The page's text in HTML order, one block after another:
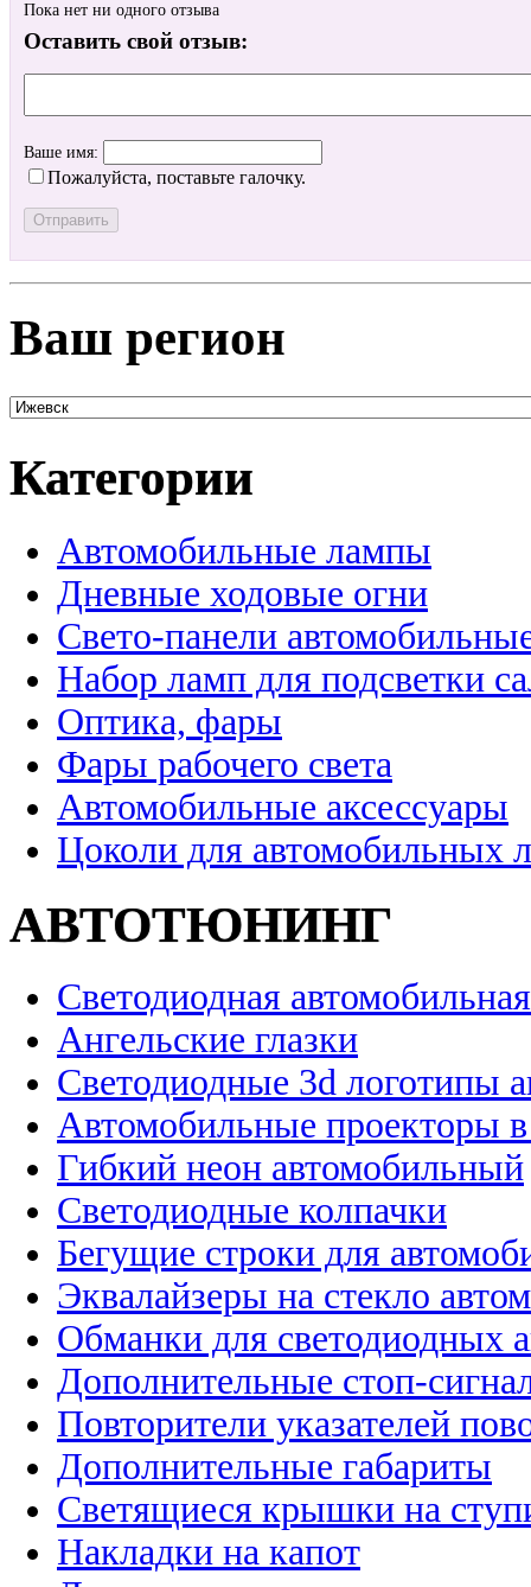
Пока нет ни одного отзыва
Оставить свой отзыв:
Ваше имя:
Пожалуйста, поставьте галочку.
Ваш регион
Категории
Автомобильные лампы
Дневные ходовые огни
Свето-панели
Набор ламп для подсветки
Оптика, фары
Фары рабочего света
Автомобильные аксессуары
Цоколи для автомобильных
АВТОТЮНИНГ
Светодиодная
Ангельские глазки
Светодиодные 3d логотипы
Автомобильные проекторы
Гибкий неон автомобильный
Светодиодные колпачки
Бегущие строки для
Эквалайзеры на стекло
Обманки для светодиодных
Дополнительные стоп-
Повторители указателей
Дополнительные габариты
Светящиеся крышки на
Накладки на капот